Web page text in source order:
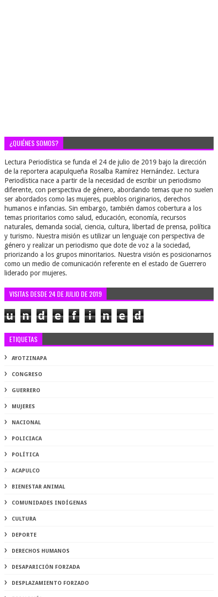
¿QUIÉNES SOMOS?
Lectura Periodística se funda el 24 de julio de 2019 bajo la dirección
de la reportera acapulqueña Rosalba Ramírez Hernández. Lectura
Periodística nace a partir de la necesidad de escribir un periodismo
diferente, con perspectiva de género, abordando temas que no suelen
ser abordados como las mujeres, pueblos originarios, derechos
humanos e infancias. Sin embargo, también damos cobertura a los
temas prioritarios como salud, educación, economía, recursos
naturales, demanda social, ciencia, cultura, libertad de prensa, política
y turismo. Nuestra misión es utilizar un lenguaje con perspectiva de
género y realizar un periodismo que dote de voz a la sociedad,
priorizando a los grupos minoritarios. Nuestra visión es posicionarnos
como un medio de comunicación referente en el estado de Guerrero
liderado por mujeres.
VISITAS DESDE 24 DE JULIO DE 2019
u n d e f i n e d
ETIQUETAS
AYOTZINAPA
CONGRESO
GUERRERO
MUJERES
NACIONAL
POLICIACA
POLÍTICA
ACAPULCO
BIENESTAR ANIMAL
COMUNIDADES INDÍGENAS
CULTURA
DEPORTE
DERECHOS HUMANOS
DESAPARICIÓN FORZADA
DESPLAZAMIENTO FORZADO